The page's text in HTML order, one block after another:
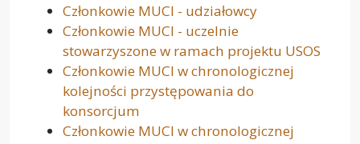
Członkowie MUCI - udziałowcy
Członkowie MUCI - uczelnie
stowarzyszone w ramach projektu USOS
Członkowie MUCI w chronologicznej
kolejności przystępowania do
konsorcjum
Członkowie MUCI w chronologicznej